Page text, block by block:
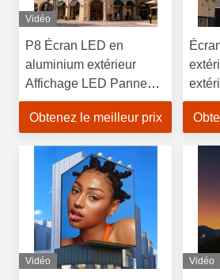
Vidéo
P8 Écran LED en
aluminium extérieur
Affichage LED Panneau
d'affichage
Obtenez le meilleur prix
Vidéo Vidéo